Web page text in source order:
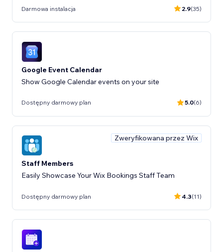
Darmowa instalacja 2.9(35)
Google Event Calendar
Show Google Calendar events on your site
Dostępny darmowy plan 5.0(6)
Zweryfikowana przez Wix
Staff Members
Easily Showcase Your Wix Bookings Staff Team
Dostępny darmowy plan 4.3(11)